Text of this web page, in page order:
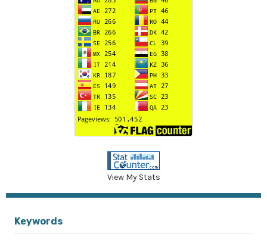
View My Stats
Keywords